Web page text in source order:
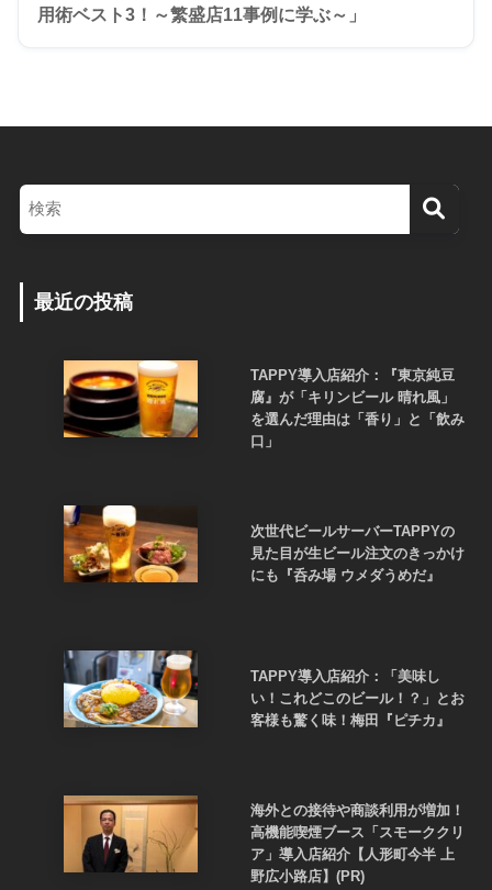
用術ベスト3！～繁盛店11事例に学ぶ～」
最近の投稿
TAPPY導入店紹介：『東京純豆
腐』が「キリンビール 晴れ風」
を選んだ理由は「香り」と「飲み
口」
次世代ビールサーバーTAPPYの
見た目が生ビール注文のきっかけ
にも『呑み場 ウメダうめだ』
TAPPY導入店紹介：「美味し
い！これどこのビール！？」とお
客様も驚く味！梅田『ピチカ』
海外との接待や商談利用が増加！
高機能喫煙ブース「スモーククリ
ア」導入店紹介【人形町今半 上
野広小路店】(PR)